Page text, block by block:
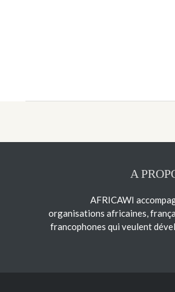
A
AFRICAWI
organisations africaines,
francophones qui veulent